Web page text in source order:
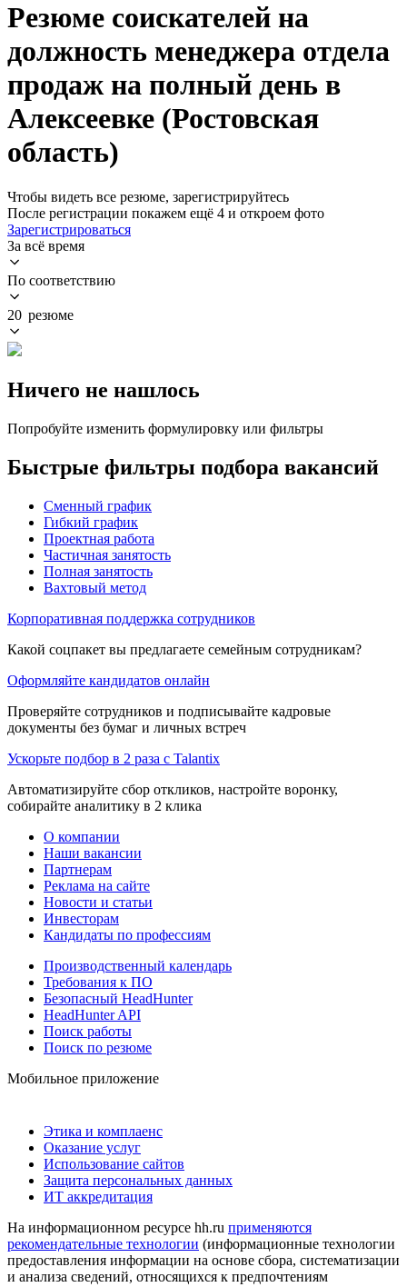
Резюме соискателей на
должность менеджера отдела
продаж на полный день в
Алексеевке (Ростовская
область)
Чтобы видеть все резюме, зарегистрируйтесь
После регистрации покажем ещё 4 и откроем фото
Зарегистрироваться
За всё время
По соответствию
20 резюме
Ничего не нашлось
Попробуйте изменить формулировку или фильтры
Быстрые фильтры подбора вакансий
Сменный график
Гибкий график
Проектная работа
Частичная занятость
Полная занятость
Вахтовый метод
Корпоративная поддержка сотрудников
Какой соцпакет вы предлагаете семейным сотрудникам?
Оформляйте кандидатов онлайн
Проверяйте сотрудников и подписывайте кадровые
документы без бумаг и личных встреч
Ускорьте подбор в 2 раза с Talantix
Автоматизируйте сбор откликов, настройте воронку,
собирайте аналитику в 2 клика
О компании
Наши вакансии
Партнерам
Реклама на сайте
Новости и статьи
Инвесторам
Кандидаты по профессиям
Производственный календарь
Требования к ПО
Безопасный HeadHunter
HeadHunter API
Поиск работы
Поиск по резюме
Мобильное приложение
Этика и комплаенс
Оказание услуг
Использование сайтов
Защита персональных данных
ИТ аккредитация
На информационном ресурсе hh.ru применяются
рекомендательные технологии (информационные технологии
предоставления информации на основе сбора, систематизации
и анализа сведений, относящихся к предпочтениям